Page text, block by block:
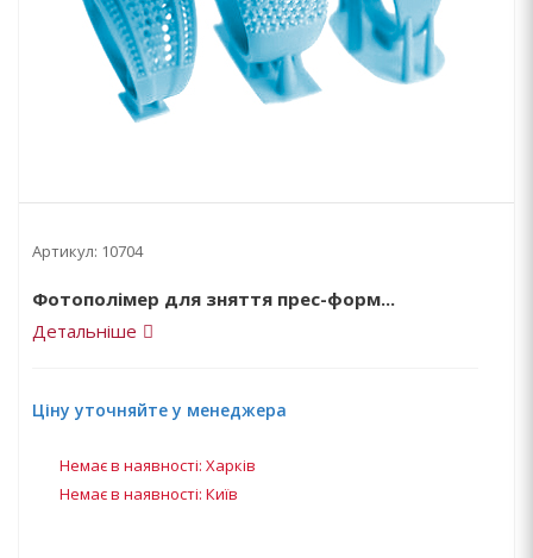
Артикул: 10704
Фотополімер для зняття прес-форм...
Детальніше
Ціну уточняйте у менеджера
Немає в наявності: Харків
Немає в наявності: Київ